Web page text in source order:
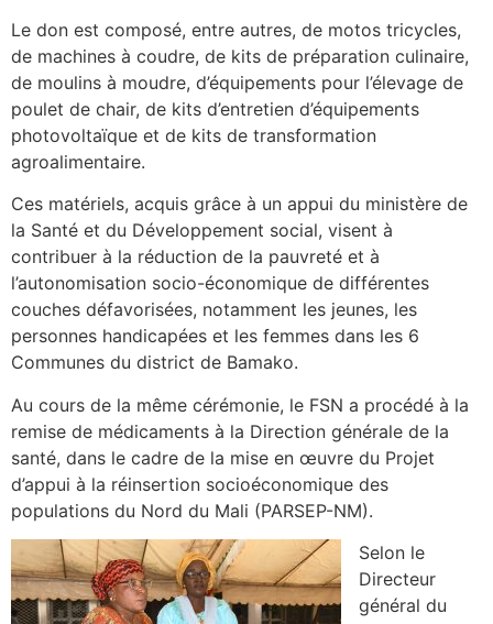
Le don est composé, entre autres, de motos tricycles,
de machines à coudre, de kits de préparation culinaire,
de moulins à moudre, d’équipements pour l’élevage de
poulet de chair, de kits d’entretien d’équipements
photovoltaïque et de kits de transformation
agroalimentaire.
Ces matériels, acquis grâce à un appui du ministère de
la Santé et du Développement social, visent à
contribuer à la réduction de la pauvreté et à
l’autonomisation socio-économique de différentes
couches défavorisées, notamment les jeunes, les
personnes handicapées et les femmes dans les 6
Communes du district de Bamako.
Au cours de la même cérémonie, le FSN a procédé à la
remise de médicaments à la Direction générale de la
santé, dans le cadre de la mise en œuvre du Projet
d’appui à la réinsertion socioéconomique des
populations du Nord du Mali (PARSEP-NM).
Selon le
Directeur
général du